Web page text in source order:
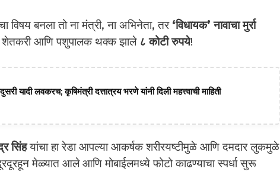
विषय बनला तो ना मंत्री, ना अभिनेता, तर ‘विधायक’ नावाचा मुर्रा
शेतकरी आणि पशुपालक थक्क झाले ८ कोटी रुपये!
यादी लवकरच; कृषिमंत्री दत्तात्रय भरणे यांनी दिली महत्त्वाची माहिती
सिंहयांचा हा रेडा आपल्या आकर्षक शरीरयष्टीमुळे आणि दमदार लुकमुळे
मेळ्यात आले आणि मोबाईलमध्ये फोटो काढण्याचा स्पर्धा सुरू